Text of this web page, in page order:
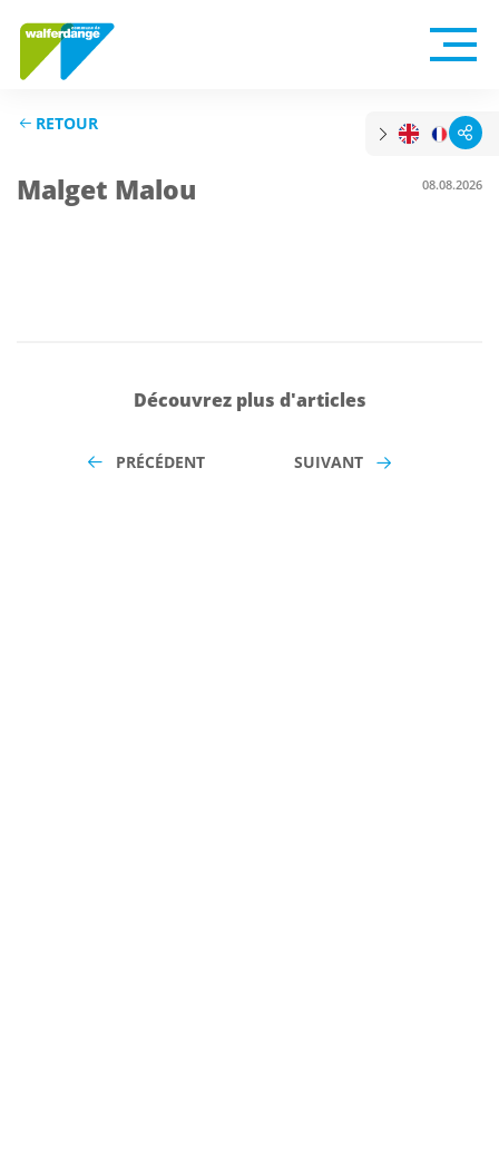
RETOUR
Malget Malou 08.08.2026
Découvrez plus d'articles
PRÉCÉDENT SUIVANT